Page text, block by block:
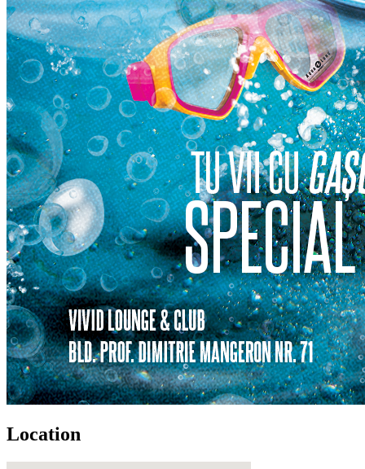
Location